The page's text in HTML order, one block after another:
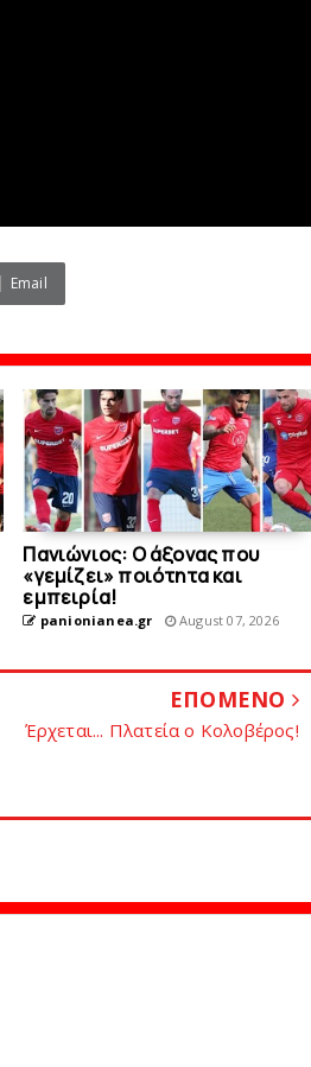
Email
Πανιώνιος: O άξονας που
«γεμίζει» ποιότητα και
εμπειρία!
panionianea.gr August 07, 2026
ΕΠΟΜΕΝΟ
Έρχεται... Πλατεία ο Kολοβέρος!